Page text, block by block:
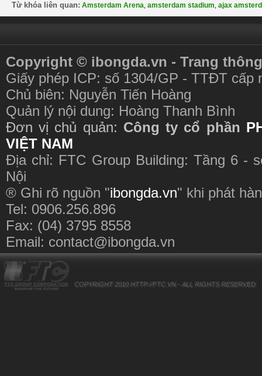
Từ khóa liên quan: Amsterdam Arena amsterdam stadium ajax
Copyright © ibongda.vn - Trang
Giấy phép ICP: số 1304/GP - TTĐT cấp
Chủ biên: Nguyễn Tiến Hoàng
Quản lý nội dung: Hoàng Thanh Bình
Đơn vị chủ quản: Công ty cổ phần
VIỆT NAM
Địa chỉ: FTC Group Building: Tầng 6 -
Nội
® Ghi rõ nguồn "ibongda.vn" khi phát
Tel: 0906.256.896
Fax: (04) 3795 8558
Email: contact@ibongda.vn
COPYRIGHT 2010 HTTP://FTC.VN - ALL RIGHTS RESERVED